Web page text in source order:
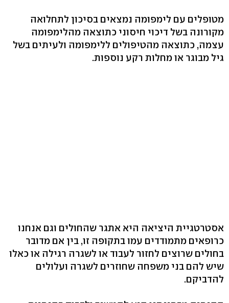
מטופלים עם לימפומה נמצאים בסיכון לתחלואה
מקורונה בשל דיכוי חיסוני כתוצאה מהלימפומה
עצמה, כתוצאה מהטיפולים ללימפומה ולעיתים בשל
גיל מבוגר או מחלות רקע נוספות.
אסטרטגיית היציאה היא אתגר שהחולים וגם אנחנו
כרופאים מתמודדים עמו בתקופה זו, בין אם מדובר
בחולים שרוצים לחזור לעבוד או לשגרה רגילה או כאלו
שיש להם בני משפחה שחוזרים לשגרה ועלולים
להדביקם.